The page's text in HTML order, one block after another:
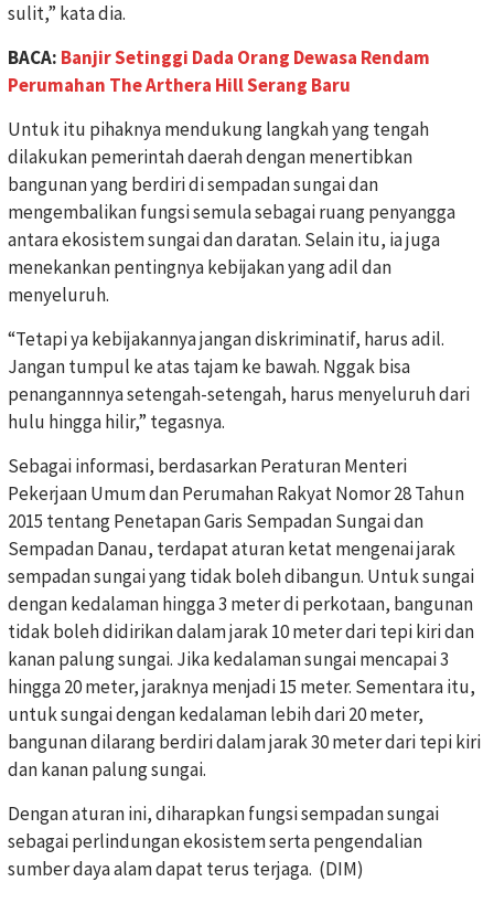
sulit,” kata dia.
BACA: Banjir Setinggi Dada Orang Dewasa Rendam
Perumahan The Arthera Hill Serang Baru
Untuk itu pihaknya mendukung langkah yang tengah
dilakukan pemerintah daerah dengan menertibkan
bangunan yang berdiri di sempadan sungai dan
mengembalikan fungsi semula sebagai ruang penyangga
antara ekosistem sungai dan daratan. Selain itu, ia juga
menekankan pentingnya kebijakan yang adil dan
menyeluruh.
“Tetapi ya kebijakannya jangan diskriminatif, harus adil.
Jangan tumpul ke atas tajam ke bawah. Nggak bisa
penangannnya setengah-setengah, harus menyeluruh dari
hulu hingga hilir,” tegasnya.
Sebagai informasi, berdasarkan Peraturan Menteri
Pekerjaan Umum dan Perumahan Rakyat Nomor 28 Tahun
2015 tentang Penetapan Garis Sempadan Sungai dan
Sempadan Danau, terdapat aturan ketat mengenai jarak
sempadan sungai yang tidak boleh dibangun. Untuk sungai
dengan kedalaman hingga 3 meter di perkotaan, bangunan
tidak boleh didirikan dalam jarak 10 meter dari tepi kiri dan
kanan palung sungai. Jika kedalaman sungai mencapai 3
hingga 20 meter, jaraknya menjadi 15 meter. Sementara itu,
untuk sungai dengan kedalaman lebih dari 20 meter,
bangunan dilarang berdiri dalam jarak 30 meter dari tepi kiri
dan kanan palung sungai.
Dengan aturan ini, diharapkan fungsi sempadan sungai
sebagai perlindungan ekosistem serta pengendalian
sumber daya alam dapat terus terjaga. (DIM)